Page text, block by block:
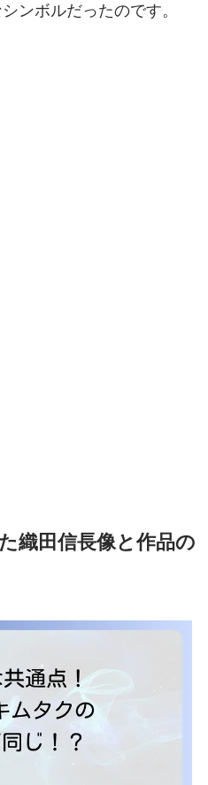
ンボルだったのです。
織田信長像と作品の